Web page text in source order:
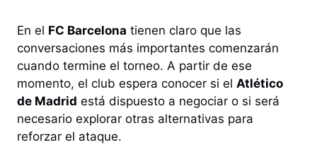
En el FC Barcelona tienen claro que las
conversaciones más importantes comenzarán
cuando termine el torneo. A partir de ese
momento, el club espera conocer si el Atlético
de Madrid está dispuesto a negociar o si será
necesario explorar otras alternativas para
reforzar el ataque.